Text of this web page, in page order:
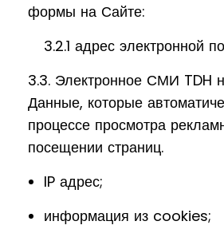
формы на Сайте:
3.2.1 адрес электронной
3.3. Электронное СМИ TDH
Данные, которые
процессе просмотра
посещении страниц.
IP адрес;
информация из cookies;